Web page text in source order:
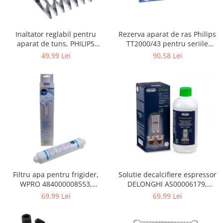
Gaming, Carti & Birotica
Birotica & Papetarie
Console, Jocuri & Accesorii
Ingrijire personala & Cosmetice
Accesorii aparate hair styling
Aparate & Accesorii ingrijire
personala
Aparate cosmetice
Articole Sanatate si Wellness
Consumabile sanitare
Cosmetice si produse ingrijire
personala
Igiena dentara
Jucarii, Copii & Bebe
Camera copilului
Hrana bebelusi
Inaltator reglabil pentru
aparat de tuns, PHILIPS
422203633281, 3-15 mm,
49,99 Lei
Rezerva aparat de ras Philips
TT2000/43 pentru seriile
Bodygroom 3000/5000/7000 si
90,58 Lei
Filtru apa pentru frigider,
WPRO 484000008553,
compatibil cu Samsung, AEG,
69,99 Lei
Solutie decalcifiere espressor
DELONGHI AS00006179,
DLSC500, 500 ml
69,99 Lei